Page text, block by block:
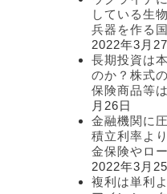
している生
兵器を作る
2022年3月
長期投資は
のか？株式
保険商品等
月26日
金融機関に
積立利率よ
金保険やロ
2022年3月
複利は単利